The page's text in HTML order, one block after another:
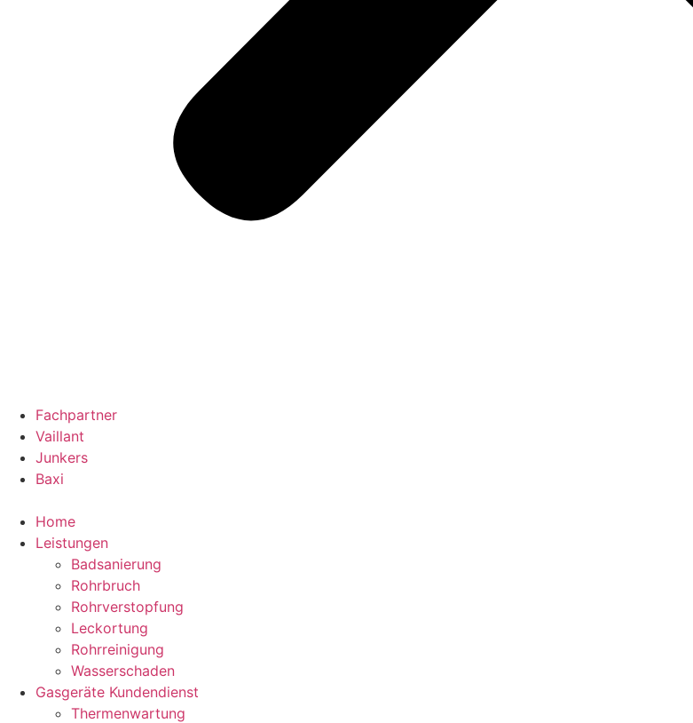
Fachpartner
Vaillant
Junkers
Baxi
Home
Leistungen
Badsanierung
Rohrbruch
Rohrverstopfung
Leckortung
Rohrreinigung
Wasserschaden
Gasgeräte Kundendienst
Thermenwartung